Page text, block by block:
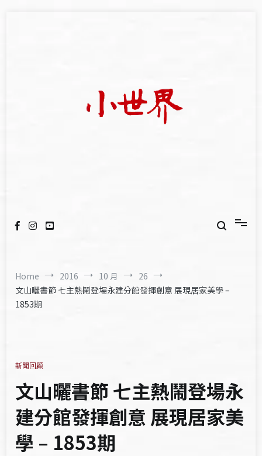
Home 2016 10 月
26
文山曬書節 七主熱鬧登場永建分館發揮創意 展現居家美學 –
1853期
新聞回顧
文山曬書節 七主熱鬧登場永
建分館發揮創意 展現居家美
學 – 1853期